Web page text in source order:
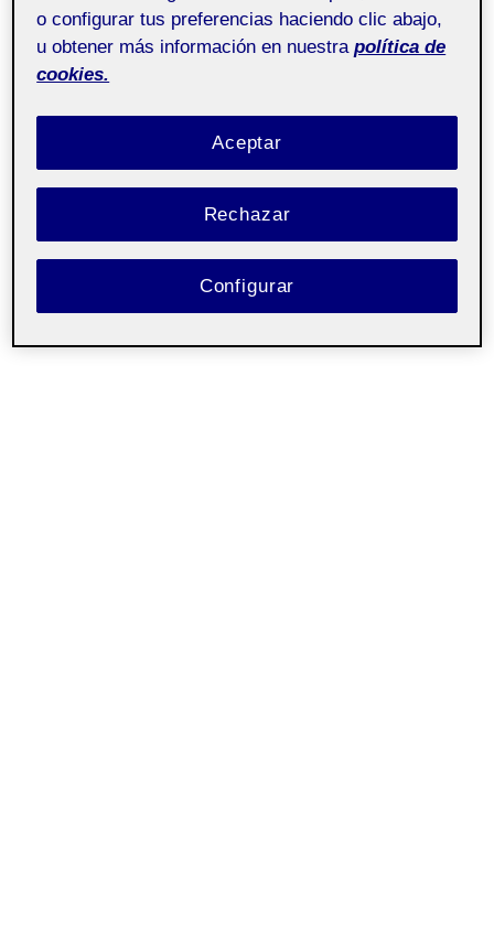
2
o configurar tus preferencias haciendo clic abajo,
u obtener más información en nuestra política de
cookies.
Rechazar
Aceptar
Configurar